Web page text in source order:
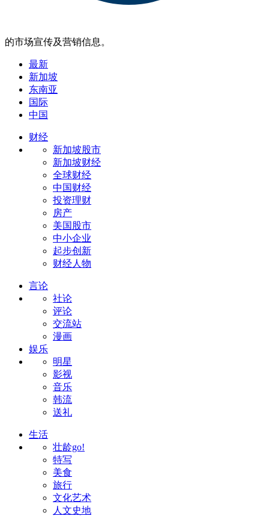
的市场宣传及营销信息。
最新
新加坡
东南亚
国际
中国
财经
新加坡股市
新加坡财经
全球财经
中国财经
投资理财
房产
美国股市
中小企业
起步创新
财经人物
言论
社论
评论
交流站
漫画
娱乐
明星
影视
音乐
韩流
送礼
生活
壮龄go!
特写
美食
旅行
文化艺术
人文史地